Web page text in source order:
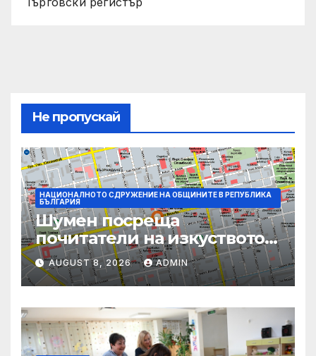
Не пропускай
НАЦИОНАЛНОТО СДРУЖЕНИЕ НА ОБЩИНИТЕ В РЕПУБЛИКА
БЪЛГАРИЯ
Шумен посреща
почитатели на изкуството с
фестивала „Лято Арт“ и
концерт на арфистката Яна
Дойнова
AUGUST 8, 2026 ADMIN